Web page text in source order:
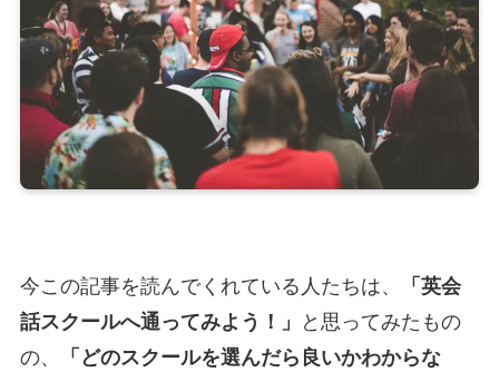
今この記事を読んでくれている人たちは、
「英会
話スクールへ通ってみよう！」
と思ってみたもの
の、
「どのスクールを選んだら良いかわからな